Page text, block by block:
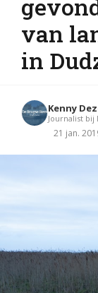
van
in
Kenny
Journalist bij
21 jan.